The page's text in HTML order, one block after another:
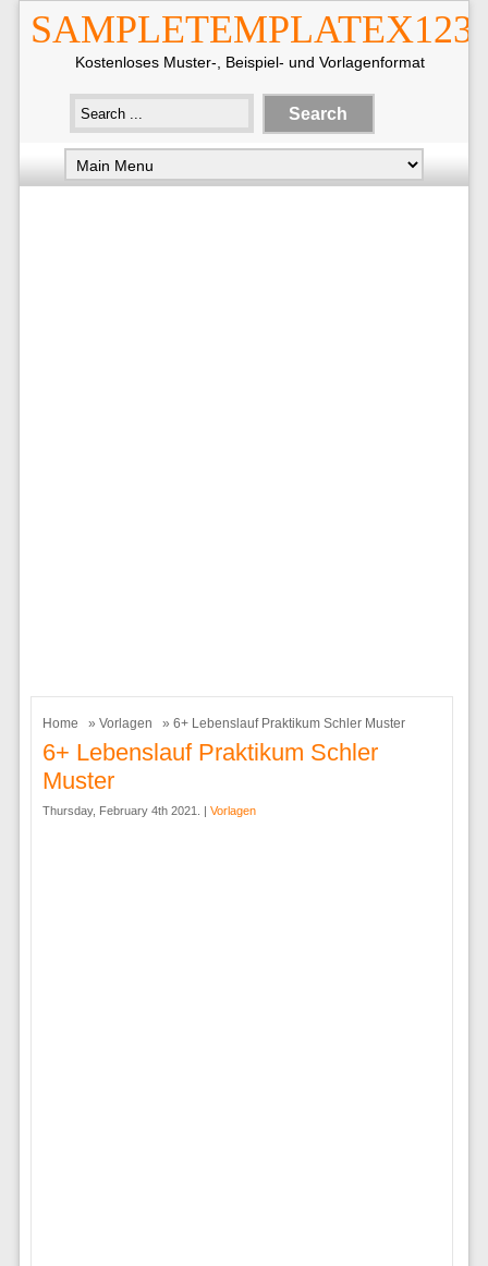
Kostenloses Muster-, Beispiel- und Vorlagenformat
Home » Vorlagen » 6+ Lebenslauf Praktikum Schler Muster
6+ Lebenslauf Praktikum Schler
Muster
Thursday, February 4th 2021. | Vorlagen